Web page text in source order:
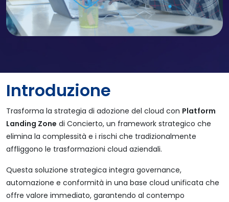
Introduzione
Trasforma la strategia di adozione del cloud con Platform
Landing Zone di Concierto, un framework strategico che
elimina la complessità e i rischi che tradizionalmente
affliggono le trasformazioni cloud aziendali.
Questa soluzione strategica integra governance,
automazione e conformità in una base cloud unificata che
offre valore immediato, garantendo al contempo